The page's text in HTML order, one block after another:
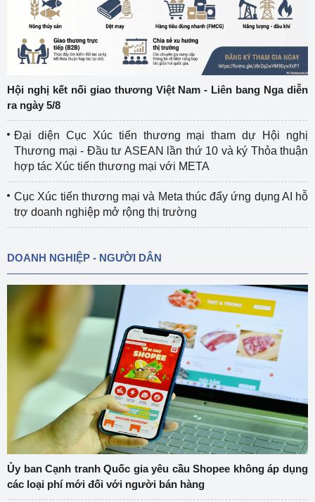
Hội nghị kết nối giao thương Việt Nam - Liên bang Nga diễn
ra ngày 5/8
Đại diện Cục Xúc tiến thương mại tham dự Hội nghị
Thương mại - Đầu tư ASEAN lần thứ 10 và ký Thỏa thuận
hợp tác Xúc tiến thương mại với META
Cục Xúc tiến thương mại và Meta thúc đẩy ứng dụng AI hỗ
trợ doanh nghiệp mở rộng thị trường
DOANH NGHIỆP - NGƯỜI DÂN
Ủy ban Cạnh tranh Quốc gia yêu cầu Shopee không áp dụng
các loại phí mới đối với người bán hàng